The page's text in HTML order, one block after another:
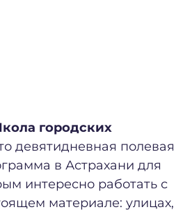
городских
девятидневная полевая
в Астрахани для
интересно работать с
материале: улицах,